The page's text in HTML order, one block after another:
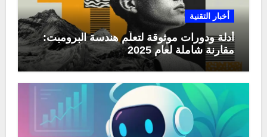
أخبار التقنية
أدلة ودورات موثوقة لتعلّم هندسة البرومبت:
مقارنة شاملة لعام 2025